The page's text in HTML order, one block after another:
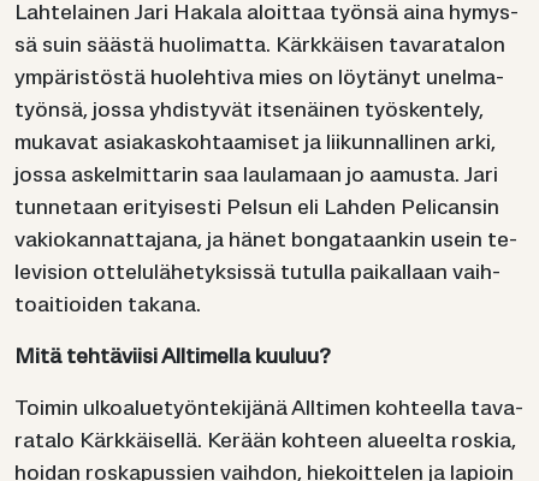
Lah­te­lai­nen Jari Ha­ka­la aloit­taa työn­sä aina hy­mys­
sä suin sääs­tä huo­li­mat­ta. Kärk­käi­sen ta­va­ra­ta­lon
ym­pä­ris­tös­tä huo­leh­ti­va mies on löy­tä­nyt unel­ma­
työn­sä, jossa yh­dis­ty­vät it­se­näi­nen työs­ken­te­ly,
mu­ka­vat asia­kas­koh­taa­mi­set ja lii­kun­nal­li­nen arki,
jossa as­kel­mit­ta­rin saa lau­la­maan jo aa­mus­ta. Jari
tun­ne­taan eri­tyi­ses­ti Pel­sun eli Lah­den Pe­lican­sin
va­kio­kan­nat­ta­ja­na, ja hänet bon­ga­taan­kin usein te­
le­vi­sion ot­te­lu­lä­he­tyk­sis­sä tu­tul­la pai­kal­laan vaih­
toai­tioi­den ta­ka­na.
Mitä teh­tä­vii­si All­ti­mel­la kuu­luu?
Toi­min ul­koa­lue­työn­te­ki­jä­nä All­ti­men koh­teel­la ta­va­
ra­ta­lo Kärk­käi­sel­lä. Ke­rään koh­teen alu­eel­ta ros­kia,
hoi­dan ros­ka­pus­sien vaih­don, hie­koit­te­len ja la­pioin